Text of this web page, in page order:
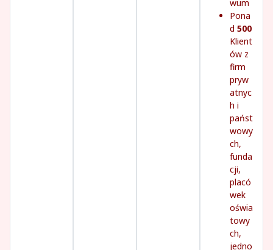
wum
Pona
d 500
Klient
ów z
firm
pryw
atnyc
h i
państ
wowy
ch,
funda
cji,
placó
wek
oświa
towy
ch,
jedno